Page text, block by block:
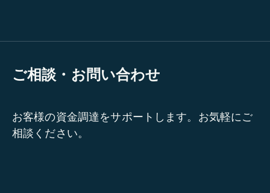
ご相談・お問い合わせ
お客様の資金調達をサポートします。お気軽にご
相談ください。